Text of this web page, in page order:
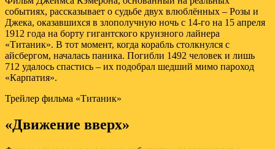
событиях, рассказывает о судьбе двух влюблённых – Розы и
Джека, оказавшихся в злополучную ночь с 14-го на 15 апреля
1912 года на борту гигантского круизного лайнера
«Титаник». В тот момент, когда корабль столкнулся с
айсбергом, началась паника. Погибли 1492 человек и лишь
712 удалось спастись – их подобрал шедший мимо пароход
«Карпатия».
Трейлер фильма «Титаник»
«Движение вверх»